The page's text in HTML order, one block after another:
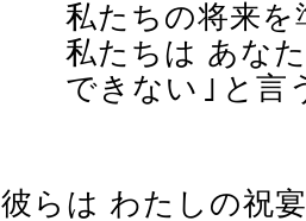
私たちの将来を
私たちは あなた
できない ｣ と言
彼らは わたしの祝